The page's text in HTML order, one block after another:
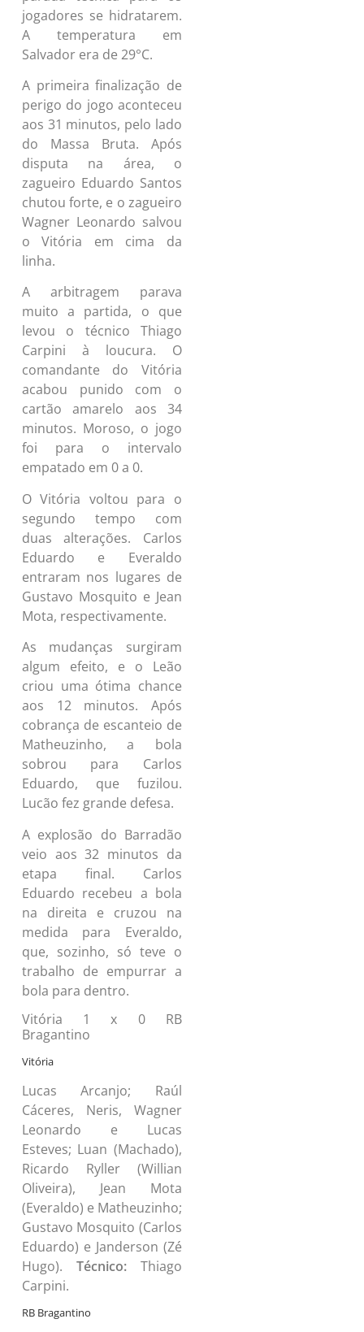
jogadores se hidratarem.
A temperatura em
Salvador era de 29°C.
A primeira finalização de
perigo do jogo aconteceu
aos 31 minutos, pelo lado
do Massa Bruta. Após
disputa na área, o
zagueiro Eduardo Santos
chutou forte, e o zagueiro
Wagner Leonardo salvou
o Vitória em cima da
linha.
A arbitragem parava
muito a partida, o que
levou o técnico Thiago
Carpini à loucura. O
comandante do Vitória
acabou punido com o
cartão amarelo aos 34
minutos. Moroso, o jogo
foi para o intervalo
empatado em 0 a 0.
O Vitória voltou para o
segundo tempo com
duas alterações. Carlos
Eduardo e Everaldo
entraram nos lugares de
Gustavo Mosquito e Jean
Mota, respectivamente.
As mudanças surgiram
algum efeito, e o Leão
criou uma ótima chance
aos 12 minutos. Após
cobrança de escanteio de
Matheuzinho, a bola
sobrou para Carlos
Eduardo, que fuzilou.
Lucão fez grande defesa.
A explosão do Barradão
veio aos 32 minutos da
etapa final. Carlos
Eduardo recebeu a bola
na direita e cruzou na
medida para Everaldo,
que, sozinho, só teve o
trabalho de empurrar a
bola para dentro.
Vitória 1 x 0 RB
Bragantino
Vitória
Lucas Arcanjo; Raúl
Cáceres, Neris, Wagner
Leonardo e Lucas
Esteves; Luan (Machado),
Ricardo Ryller (Willian
Oliveira), Jean Mota
(Everaldo) e Matheuzinho;
Gustavo Mosquito (Carlos
Eduardo) e Janderson (Zé
Hugo). Técnico:Thiago
Carpini.
RB Bragantino